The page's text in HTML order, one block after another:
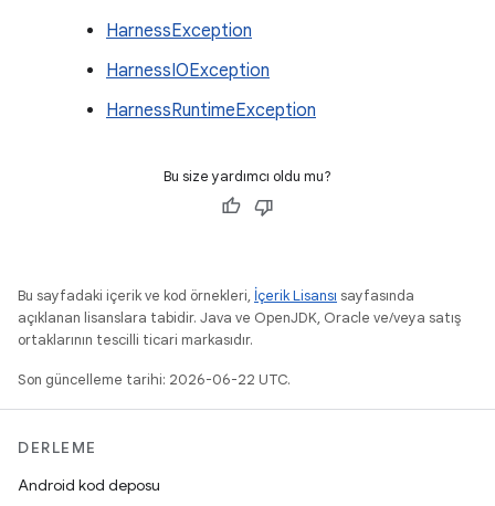
HarnessException
HarnessIOException
HarnessRuntimeException
Bu size yardımcı oldu mu?
Bu sayfadaki içerik ve kod örnekleri, İçerik Lisansı sayfasında
açıklanan lisanslara tabidir. Java ve OpenJDK, Oracle ve/veya satış
ortaklarının tescilli ticari markasıdır.
Son güncelleme tarihi: 2026-06-22 UTC.
DERLEME
Android kod deposu